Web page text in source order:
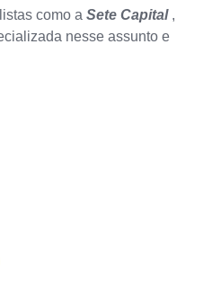
como a Sete Capital,
nesse assunto e